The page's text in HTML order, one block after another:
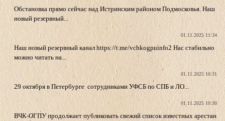
Обстановка прямо сейчас над Истринским районом Подмосковья. Наш
новый резервный...
01.11.2025 11:34
Наш новый резервный канал https://t.me/vchkogpuinfo2 Нас стабильно
можно читать на...
01.11.2025 10:31
29 октября в Петербурге сотрудниками УФСБ по СПБ и ЛО...
01.11.2025 10:30
ВЧК-ОГПУ продолжает публиковать свежий список известных арестан